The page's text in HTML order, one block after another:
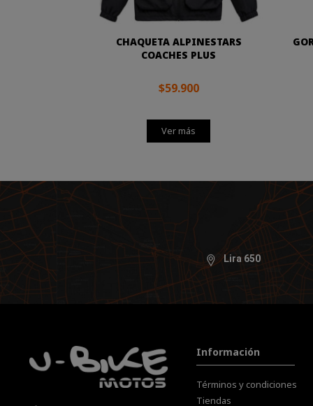
CHAQUETA ALPINESTARS
COACHES PLUS
$59.900
Ver más
Lira 650
Información
Términos y condiciones
Tiendas